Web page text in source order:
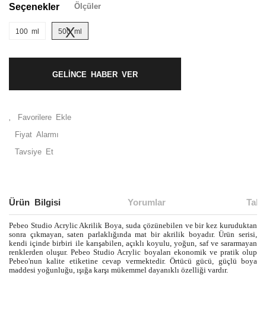
Seçenekler Ölçüler
100 ml 500 ml
GELİNCE HABER VER
Fiyat Alarmı
Tavsiye Et
Ürün Bilgisi Yorumlar
Pebeo Studio Acrylic Akrilik Boya, suda çözünebilen ve bir kez kuruduktan
sonra çıkmayan, saten parlaklığında mat bir akrilik boyadır. Ürün serisi,
kendi içinde birbiri ile karışabilen, açıklı koyulu, yoğun, saf ve sararmayan
renklerden oluşur. Pebeo Studio Acrylic boyaları ekonomik ve pratik olup
Pebeo'nun kalite etiketine cevap vermektedir. Örtücü gücü, güçlü boya
maddesi yoğunluğu, ışığa karşı mükemmel dayanıklı özelliği vardır.